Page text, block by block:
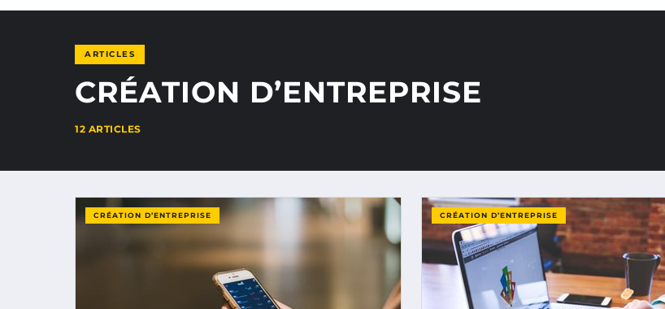
ARTICLES
CRÉATION D’ENTREPRISE
12 ARTICLES
CRÉATION D’ENTREPRISE CRÉATION D’ENTREPRISE